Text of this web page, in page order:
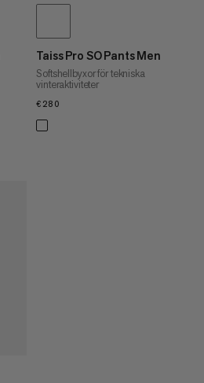
Taiss Pro SO Pants Men
Softshellbyxor för tekniska
vinteraktiviteter
€280